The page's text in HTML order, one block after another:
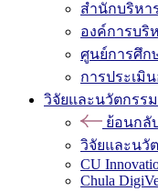
สำนักบริหา
องค์การบริ
ศูนย์การศึก
การประเมิ
วิจัยและนวัตกรรม
ย้อนกลั
วิจัยและนวั
CU
Chula